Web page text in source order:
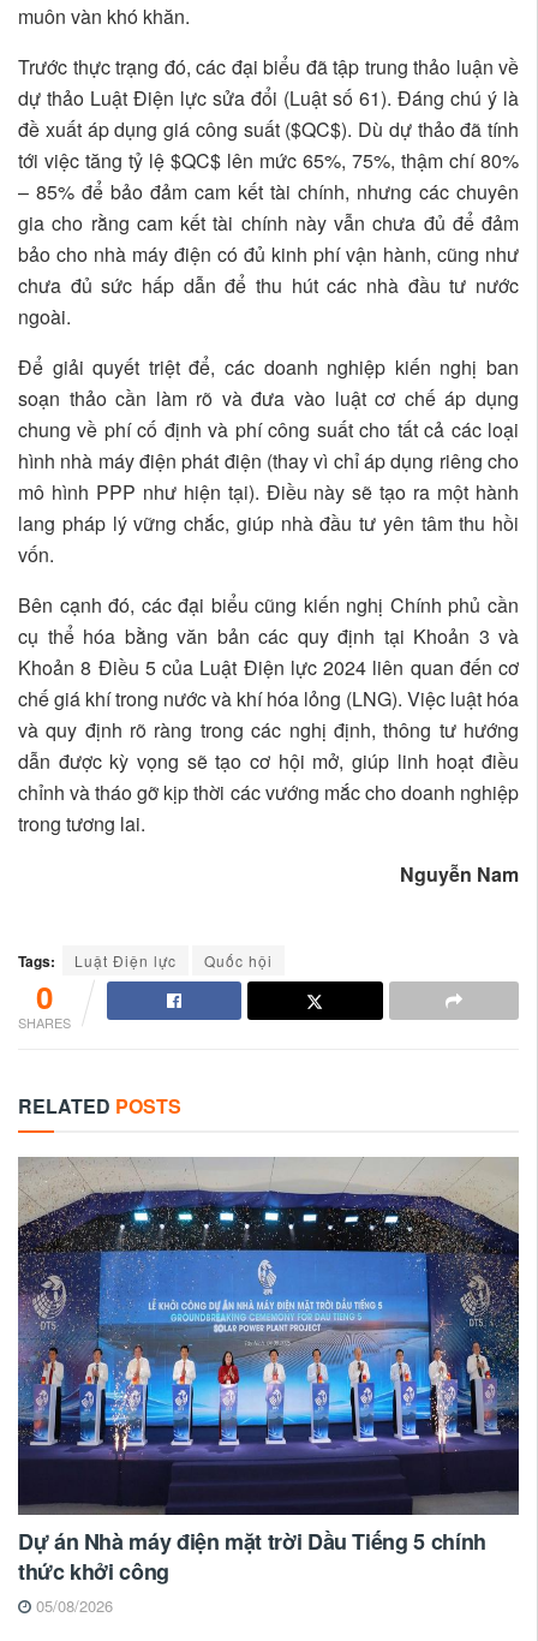
muôn vàn khó khăn.
Trước thực trạng đó, các đại biểu đã tập trung thảo luận về
dự thảo Luật Điện lực sửa đổi (Luật số 61). Đáng chú ý là
đề xuất áp dụng giá công suất ($QC$). Dù dự thảo đã tính
tới việc tăng tỷ lệ $QC$ lên mức 65%, 75%, thậm chí 80%
– 85% để bảo đảm cam kết tài chính, nhưng các chuyên
gia cho rằng cam kết tài chính này vẫn chưa đủ để đảm
bảo cho nhà máy điện có đủ kinh phí vận hành, cũng như
chưa đủ sức hấp dẫn để thu hút các nhà đầu tư nước
ngoài.
Để giải quyết triệt để, các doanh nghiệp kiến nghị ban
soạn thảo cần làm rõ và đưa vào luật cơ chế áp dụng
chung về phí cố định và phí công suất cho tất cả các loại
hình nhà máy điện phát điện (thay vì chỉ áp dụng riêng cho
mô hình PPP như hiện tại). Điều này sẽ tạo ra một hành
lang pháp lý vững chắc, giúp nhà đầu tư yên tâm thu hồi
vốn.
Bên cạnh đó, các đại biểu cũng kiến nghị Chính phủ cần
cụ thể hóa bằng văn bản các quy định tại Khoản 3 và
Khoản 8 Điều 5 của Luật Điện lực 2024 liên quan đến cơ
chế giá khí trong nước và khí hóa lỏng (LNG). Việc luật hóa
và quy định rõ ràng trong các nghị định, thông tư hướng
dẫn được kỳ vọng sẽ tạo cơ hội mở, giúp linh hoạt điều
chỉnh và tháo gỡ kịp thời các vướng mắc cho doanh nghiệp
trong tương lai.
Nguyễn Nam
Tags: Luật Điện lực Quốc hội
0
SHARES
RELATED POSTS
Dự án Nhà máy điện mặt trời Dầu Tiếng 5 chính
thức khởi công
05/08/2026